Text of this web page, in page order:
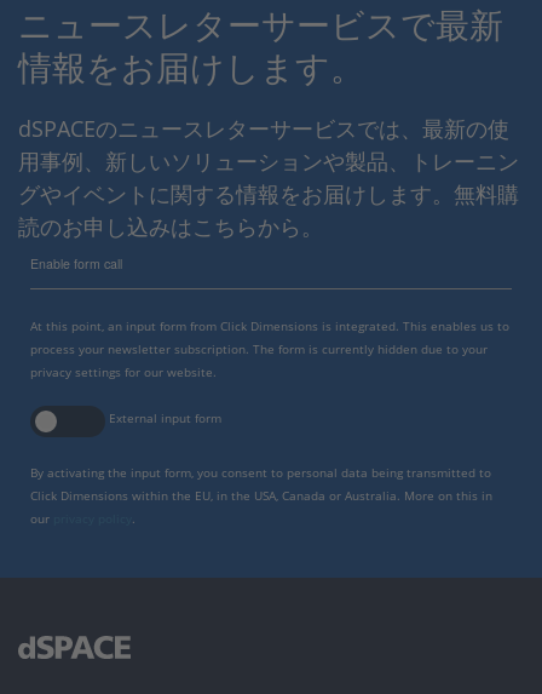
ニュースレターサービスで最新
情報をお届けします。
dSPACEのニュースレターサービスでは、最新の使
用事例、新しいソリューションや製品、トレーニン
グやイベントに関する情報をお届けします。無料購
読のお申し込みはこちらから。
Enable form call
At this point, an input form from Click Dimensions is integrated. This enables us to
process your newsletter subscription. The form is currently hidden due to your
privacy settings for our website.
External input form
By activating the input form, you consent to personal data being transmitted to
Click Dimensions within the EU, in the USA, Canada or Australia. More on this in
our